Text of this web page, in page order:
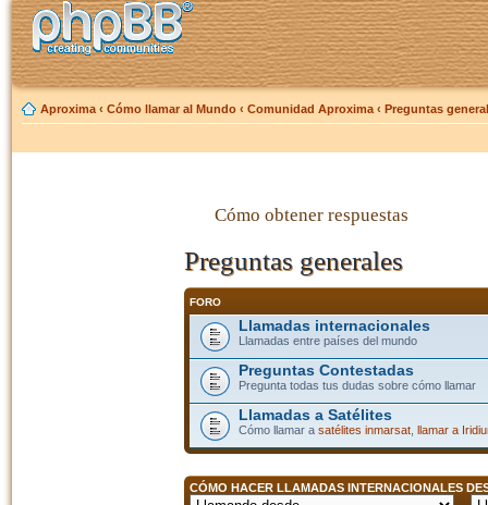
Aproxima ‹ Cómo llamar al Mundo ‹ Comunidad Aproxima ‹ Preguntas
Cómo obtener respuestas
Preguntas generales
FORO
Llamadas internacionales
Llamadas entre países del mundo
Preguntas Contestadas
Pregunta todas tus dudas sobre cómo llamar
Llamadas a Satélites
Cómo llamar a satélites inmarsat, llamar a
CÓMO HACER LLAMADAS INTERNACIONALES